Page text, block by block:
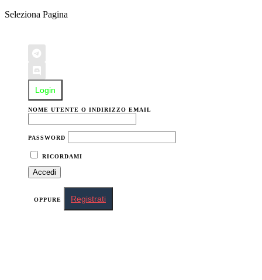
Seleziona Pagina
Login
NOME UTENTE O INDIRIZZO EMAIL
PASSWORD
RICORDAMI
OPPURE Registrati